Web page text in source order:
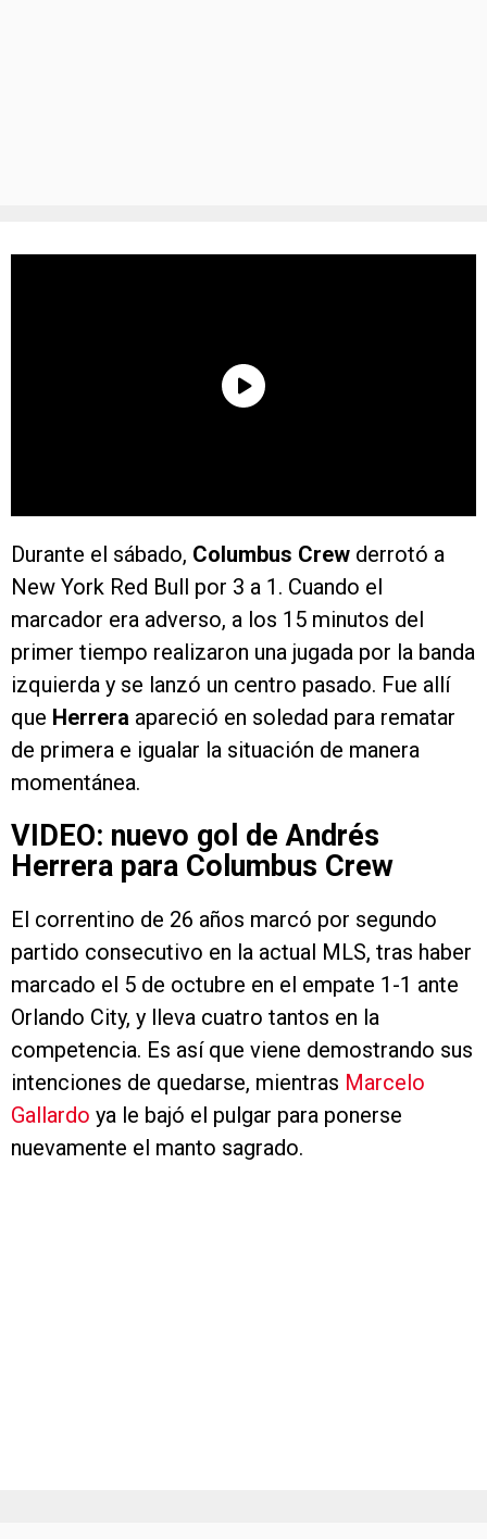
Durante el sábado, Columbus Crew derrotó a
New York Red Bull por 3 a 1. Cuando el
marcador era adverso, a los 15 minutos del
primer tiempo realizaron una jugada por la banda
izquierda y se lanzó un centro pasado. Fue allí
que Herrera apareció en soledad para rematar
de primera e igualar la situación de manera
momentánea.
VIDEO: nuevo gol de Andrés
Herrera para Columbus Crew
El correntino de 26 años marcó por segundo
partido consecutivo en la actual MLS, tras haber
marcado el 5 de octubre en el empate 1-1 ante
Orlando City, y lleva cuatro tantos en la
competencia. Es así que viene demostrando sus
intenciones de quedarse, mientras Marcelo
Gallardo ya le bajó el pulgar para ponerse
nuevamente el manto sagrado.